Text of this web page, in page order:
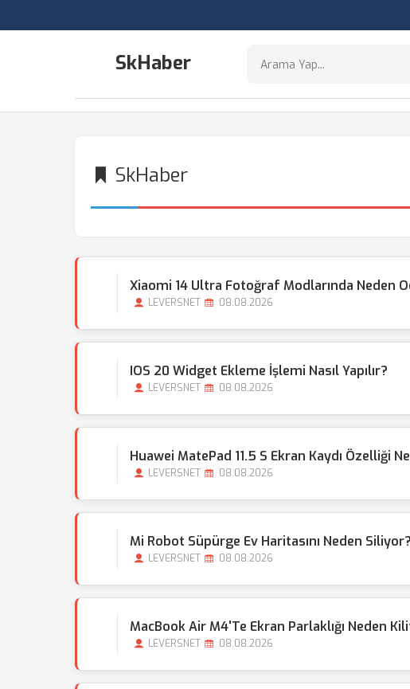
SkHaber
SkHaber
Xiaomi 14 Ultra Fotoğraf Modlarında Neden
LEVERSNET 08.08.2026
IOS 20 Widget Ekleme İşlemi Nasıl Yapılır?
LEVERSNET 08.08.2026
Huawei MatePad 11.5 S Ekran Kaydı Özelliği
LEVERSNET 08.08.2026
Mi Robot Süpürge Ev Haritasını Neden Siliyor?
LEVERSNET 08.08.2026
MacBook Air M4'te Ekran Parlaklığı Neden
LEVERSNET 08.08.2026